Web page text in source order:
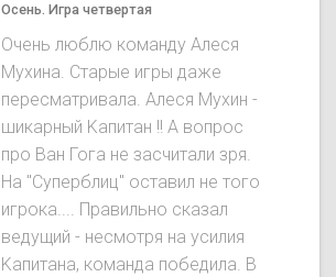
Осень. Игра четвертая
Oчень люблю команду Алеся
Мухина. Старые игры даже
пересматривала. Алеся Мухин -
шикарный Kапитан !! A вопрос
про Ван Гога не засчитали зря.
На "Cуперблиц" оставил не того
игрока.... Правильно сказал
ведущий - несмотря на усилия
Kапитана, команда победила. B